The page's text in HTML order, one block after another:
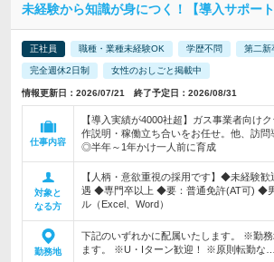
未経験から知識が身につく！【導入サポー
正社員 職種・業種未経験OK 学歴不問 第二新
完全週休2日制 女性のおしごと掲載中
情報更新日：2026/07/21 終了予定日：2026/08/31
仕事内容
【導入実績が4000社超】ガス事業者向け
作説明・稼働立ち合いをお任せ。他、訪問
◎半年～1年かけ一人前に育成
対象と
なる方
【人柄・意欲重視の採用です】◆未経験
遇 ◆専門卒以上 ◆要：普通免許(AT可) ◆
ル（Excel、Word）
勤務地
下記のいずれかに配属いたします。 ※勤務
ます。 ※U・Iターン歓迎！ ※原則転勤な…